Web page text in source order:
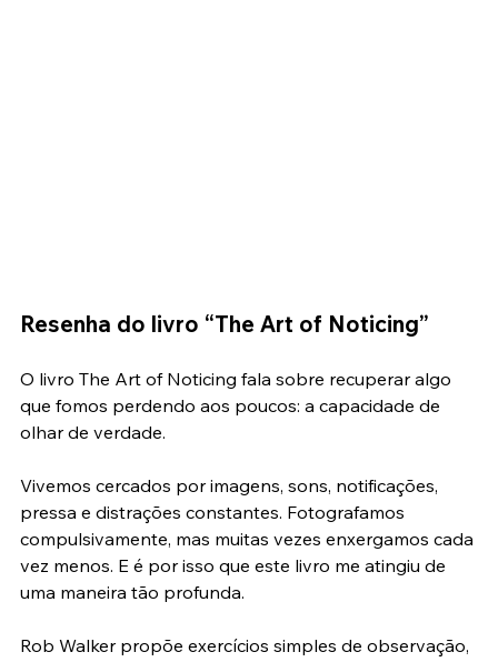
O livro The Art of Noticing fala sobre recuperar algo
que fomos perdendo aos poucos: a capacidade de
Vivemos cercados por imagens, sons, notificações,
pressa e distrações constantes. Fotografamos
compulsivamente, mas muitas vezes enxergamos cada
vez menos. E é por isso que este livro me atingiu de